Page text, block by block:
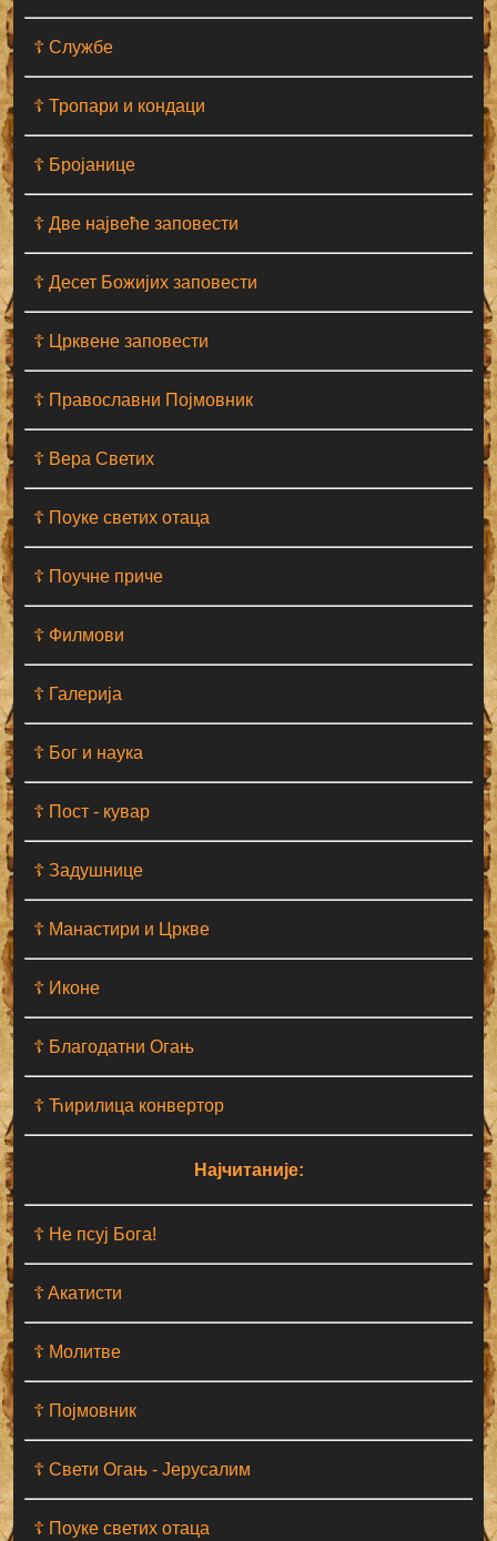
☦ Службе
☦ Тропари и кондаци
☦ Бројанице
☦ Две највеће заповести
☦ Десет Божијих заповести
☦ Црквене заповести
☦ Православни Појмовник
☦ Вера Светих
☦ Поуке светих отаца
☦ Поучне приче
☦ Филмови
☦ Галерија
☦ Бог и наука
☦ Пост - кувар
☦ Задушнице
☦ Манастири и Цркве
☦ Иконе
☦ Благодатни Огањ
☦ Ћирилица конвертор
Најчитаније:
☦ Не псуј Бога!
☦ Aкатисти
☦ Молитве
☦ Појмовник
☦ Свети Огањ - Јерусалим
☦ Поуке светих отаца